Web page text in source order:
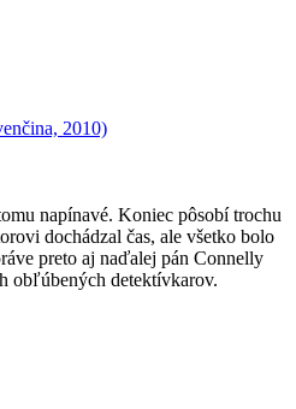
2010)
napínavé. Koniec pôsobí trochu
dochádzal čas, ale všetko bolo
preto aj naďalej pán Connelly
obľúbených detektívkarov.